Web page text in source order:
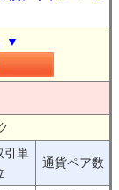
▼
引単
通貨ペア数